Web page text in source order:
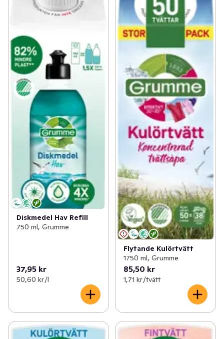
Diskmedel Hav Refill
750 ml, Grumme
37,95 kr
50,60 kr /l
Flytande Kulörtvätt
1750 ml, Grumme
85,50 kr
1,71 kr /tvätt